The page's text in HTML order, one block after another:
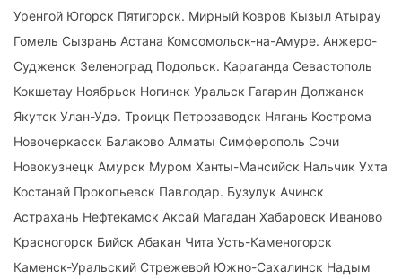
Уренгой Югорск Пятигорск. Мирный Ковров Кызыл Атырау
Гомель Сызрань Астана Комсомольск-на-Амуре. Анжеро-
Судженск Зеленоград Подольск. Караганда Севастополь
Кокшетау Ноябрьск Ногинск Уральск Гагарин Должанск
Якутск Улан-Удэ. Троицк Петрозаводск Нягань Кострома
Новочеркасск Балаково Алматы Симферополь Сочи
Новокузнецк Амурск Муром Ханты-Мансийск Нальчик Ухта
Костанай Прокопьевск Павлодар. Бузулук Ачинск
Астрахань Нефтекамск Аксай Магадан Хабаровск Иваново
Красногорск Бийск Абакан Чита Усть-Каменогорск
Каменск-Уральский Стрежевой Южно-Сахалинск Надым